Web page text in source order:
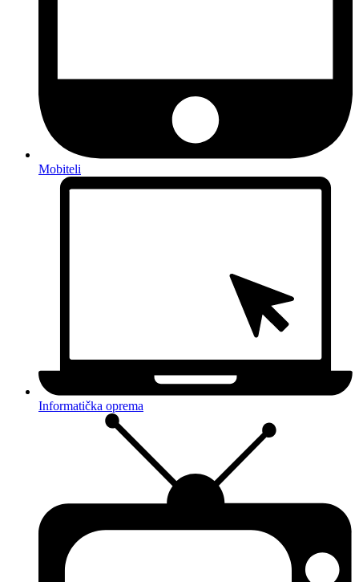
Mobiteli
Informatička oprema